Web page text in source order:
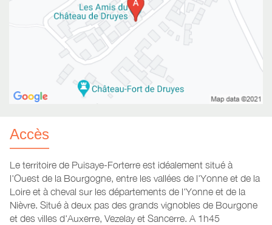
Accès
Le territoire de Puisaye-Forterre est idéalement situé à
l'Ouest de la Bourgogne, entre les vallées de l'Yonne et de la
Loire et à cheval sur les départements de l'Yonne et de la
Nièvre. Situé à deux pas des grands vignobles de Bourgone
et des villes d'Auxerre, Vezelay et Sancerre. A 1h45